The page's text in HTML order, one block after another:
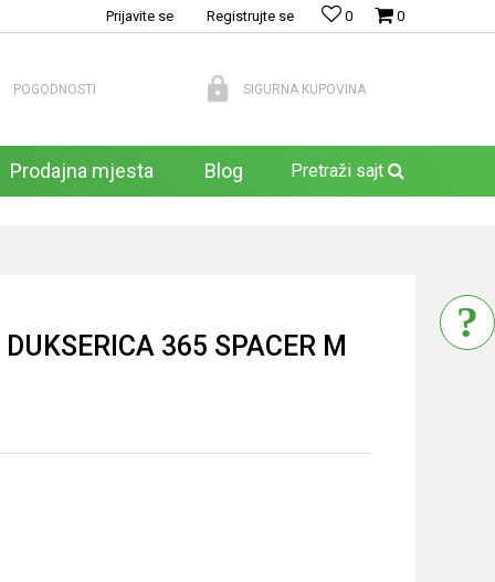
0
0
Prijavite se Registrujte se
POGODNOSTI SIGURNA KUPOVINA
Prodajna mjesta Blog Pretraži sajt
365 SPACER M